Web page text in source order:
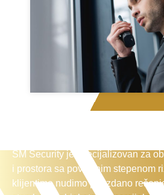
SM Security je specijalizovan za
i prostora sa povišenim stepenom
klijentima nudimo pouzdano